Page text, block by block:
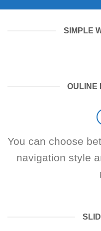
SIMPLE
OULINE
You can choose
navigation style